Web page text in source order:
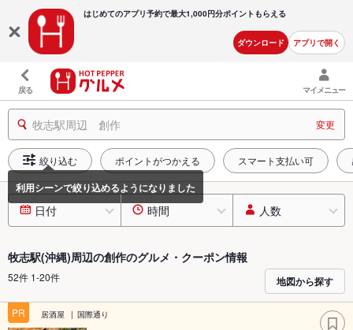
はじめてのアプリ予約で最大1,000円分ポイントもらえる
ダウンロード アプリで開く
戻る マイメニュー
牧志駅周辺 創作 変更
絞り込む ポイントがつかえる スマート支払い可
日付 時間 人数
牧志駅(沖縄)周辺の創作のグルメ・クーポン情報
52件 1-20件 地図から探す
PR 居酒屋 国際通り